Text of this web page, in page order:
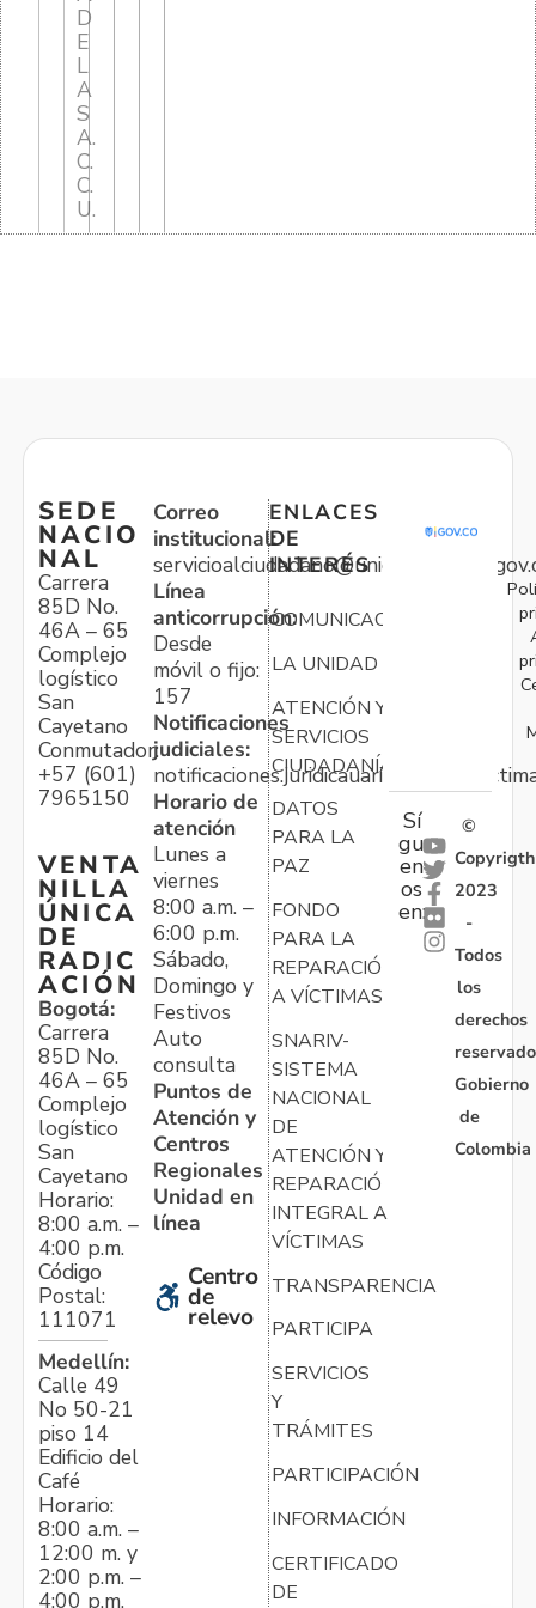
D
E
L
A
S
A.
C.
C.
U.
SEDE
NACIO
NAL
Carrera
85D No.
46A – 65
Complejo
logístico
San
Cayetano
Conmutador:
+57 (601)
7965150
VENTA
NILLA
ÚNICA
DE
RADIC
ACIÓN
Bogotá:
Carrera
85D No.
46A – 65
Complejo
logístico
San
Cayetano
Horario:
8:00 a.m. –
4:00 p.m.
Código
Postal:
111071
Medellín:
Calle 49
No 50-21
piso 14
Edificio del
Café
Horario:
8:00 a.m. –
12:00 m. y
2:00 p.m. –
4:00 p.m.
Correo
institucional:
Línea
anticorrupción:
Desde
móvil o fijo:
157
Notificaciones
judiciales:
Horario de
atención
Lunes a
viernes
8:00 a.m. –
6:00 p.m.
Sábado,
Domingo y
Festivos
Auto
consulta
Puntos de
Atención y
Centros
Regionales
Unidad en
línea
Centro
de
relevo
ENLACES
DE
INTERÉS
COMUNICACIONES
LA UNIDAD
ATENCIÓN Y
SERVICIOS
CIUDADANÍA
DATOS
PARA LA
PAZ
FONDO
PARA LA
REPARACIÓN
A VÍCTIMAS
SNARIV-
SISTEMA
NACIONAL
DE
ATENCIÓN Y
REPARACIÓN
INTEGRAL A
VÍCTIMAS
TRANSPARENCIA
PARTICIPA
SERVICIOS
Y
TRÁMITES
PARTICIPACIÓN
INFORMACIÓN
CERTIFICADO
DE
Sí
gu
en
os
en:
©
Copyrigth
2023
-
Todos
los
derechos
Gobierno
de
Colombia